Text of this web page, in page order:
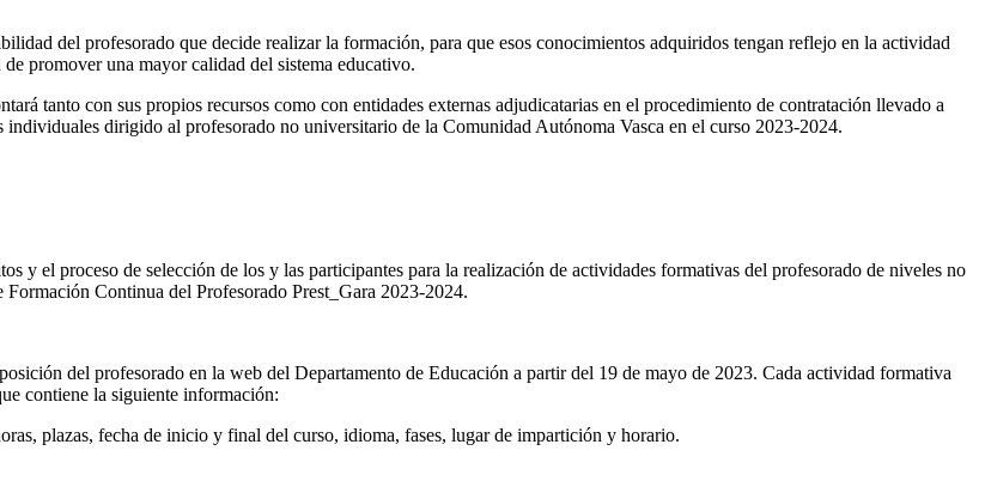
del profesorado que decide realizar la formación, para que esos conocimientos adquiridos tengan reflejo en la actividad
promover una mayor calidad del sistema educativo.
tanto con sus propios recursos como con entidades externas adjudicatarias en el procedimiento de contratación llevado a
dirigido al profesorado no universitario de la Comunidad Autónoma Vasca en el curso 2023-2024.
y el proceso de selección de los y las participantes para la realización de actividades formativas del profesorado de niveles no
Continua del Profesorado Prest_Gara 2023-2024.
del profesorado en la web del Departamento de Educación a partir del 19 de mayo de 2023. Cada actividad formativa
contiene la siguiente información:
plazas, fecha de inicio y final del curso, idioma, fases, lugar de impartición y horario.